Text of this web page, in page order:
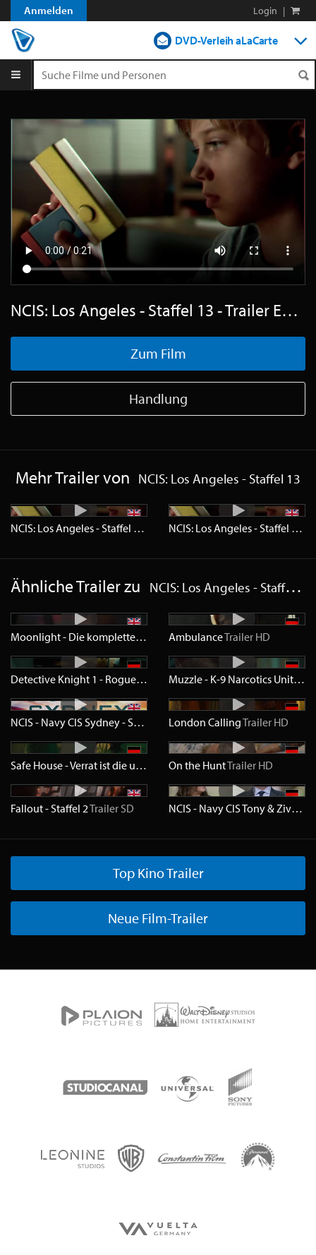
Anmelden Login |
DVD-Verleih aLaCarte
Shop
Blog
NCIS: Los Angeles - Staffel 13 - Trailer Englisch HD
Zum Film
Handlung
Mehr Trailer von NCIS: Los Angeles - Staffel 13
NCIS: Los Angeles - Staffel 13 TrailerHD NCIS: Los Angeles - Staffel 13
Ähnliche Trailer zu NCIS: Los Angeles - Staffel 13
Moonlight - Die komplette Serie TrailerSD
AmbulanceTrailer HD
Detective Knight 1 - Rogue
Trailer HD Muzzle - K-9 Narcotics Unit
NCIS - Navy CIS Sydney - Staffel 1 TrailerHD
London CallingTrailer HD
Safe House - Verrat ist die ultimative Waffe TrailerHD
On the HuntTrailer HD
Fallout - Staffel 2Trailer SD NCIS - Navy CIS Tony & Ziva - Staffel 1
Top Kino Trailer
Neue Film-Trailer